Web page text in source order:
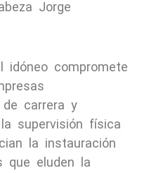
Jorge
idóneo compromete
de carrera y
supervisión física
la instauración
que eluden la